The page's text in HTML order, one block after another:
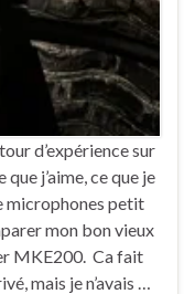
d’expérience sur
j’aime, ce que je
microphones petit
mon bon vieux
MKE200. Ca fait
mais je n’avais …